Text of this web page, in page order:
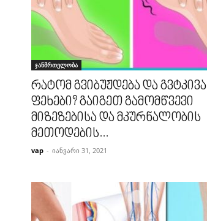
ჯანმრთელობა
რატომ გვიბუჟდება და გვტკივა
ფეხები? გაიგეთ გამომწვევი
მიზეზებისა და მკურნალობის
მეთოდების...
vap - იანვარი 31, 2021